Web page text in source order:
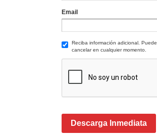
Email
Reciba información adicional. Puede
cancelar en cualquier momento.
Descarga Inmediata